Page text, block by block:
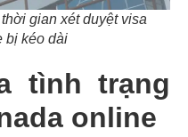
gian xét duyệt visa
bị kéo dài
tình trạng
online